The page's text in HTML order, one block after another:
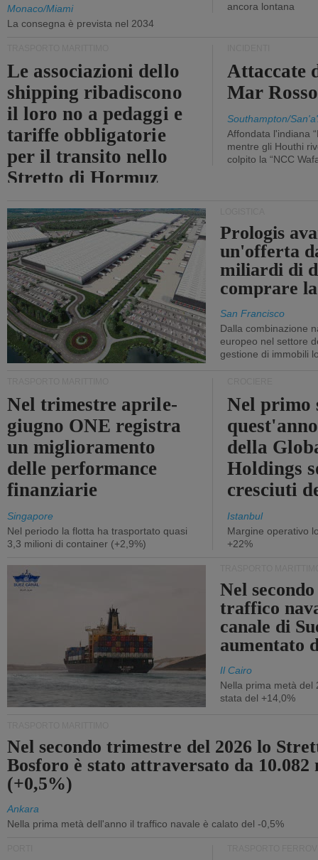
Monaco/Miami
La consegna è prevista nel 2034
ancora lontana
Le associazioni dello
shipping ribadiscono
il loro no a pedaggi e
tariffe obbligatorie
per il transito nello
Stretto di Hormuz
Attaccate
Mar Rosso
Southampton/
Affondata l'indiana
mentre gli Houthi
colpito la “NCC
Prologis
un'offerta
miliardi di
comprare
San Francisco
Dalla combinazione
europeo nel settore
gestione di immobili
Nel trimestre aprile-
giugno ONE registra
un miglioramento
delle performance
finanziarie
Singapore
Nel periodo la flotta ha trasportato quasi
3,3 milioni di container (+2,9%)
Nel primo
della
Holdings
cresciuti
Istanbul
Margine operativo
+22%
Nel
traffico
canale di
aumentato
Il Cairo
Nella prima metà del
stata del +14,0%
Nel secondo trimestre del 2026 lo
Bosforo è stato attraversato da 10.082
(+0,5%)
Ankara
Nella prima metà dell'anno il traffico navale è calato del -0,5%